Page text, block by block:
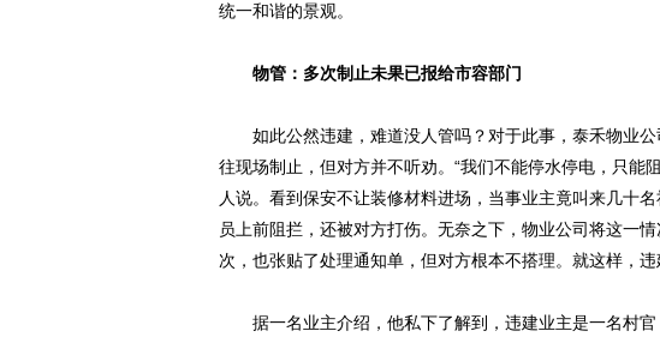
统一和谐的景观。
物管：多次制止未果已报给市容部门
如此公然违建，难道没人管吗？对于此事，泰禾物业公
往现场制止，但对方并不听劝。“我们不能停水停电，只能
人说。看到保安不让装修材料进场，当事业主竟叫来几十
员上前阻拦，还被对方打伤。无奈之下，物业公司将这一
次，也张贴了处理通知单，但对方根本不搭理。就这样，违
据一名业主介绍，他私下了解到，违建业主是一名村官